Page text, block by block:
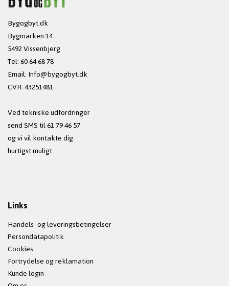
Bygogbyt.dk
Bygmarken 14
5492 Vissenbjerg
Tel: 60 64 68 78
Email:Info@bygogbyt.dk
CVR: 43251481
Ved tekniske udfordringer
send SMS til 61 79 46 57
og vi vil kontakte dig
hurtigst muligt.
Links
Handels- og leveringsbetingelser
Persondatapolitik
Cookies
Fortrydelse og reklamation
Kunde login